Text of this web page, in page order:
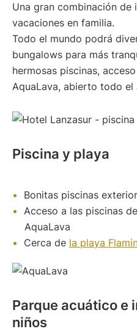
Una gran combinación de
vacaciones en familia.
Todo el mundo podrá
bungalows para más
hermosas piscinas,
AquaLava, abierto todo el
Piscina y playa
Bonitas piscinas
Acceso a las piscinas
AquaLava
Cerca de la playa
Parque acuático e
niños